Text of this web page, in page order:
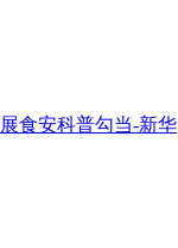
食安科普勾当-新华